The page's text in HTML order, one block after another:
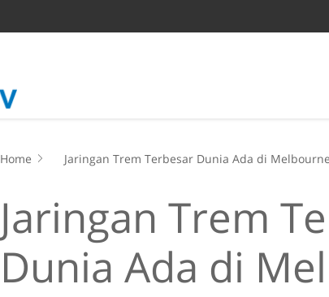
Home Jaringan Trem Terbesar Dunia Ada di Melbourne
Jaringan Trem
Dunia Ada di